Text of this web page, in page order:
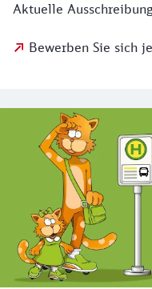
Aktuelle
Bewerben Sie sich